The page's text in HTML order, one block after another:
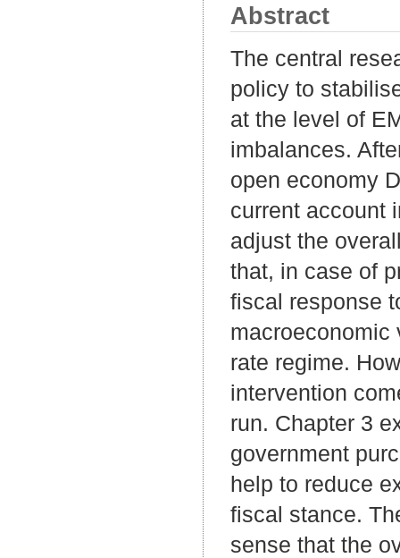
Abstract
The central
policy to
at the level of
imbalances.
open economy
current account
adjust the
that, in case of
fiscal response
macroeconomic
rate regime.
intervention
run. Chapter 3
government
help to reduce
fiscal stance.
sense that the